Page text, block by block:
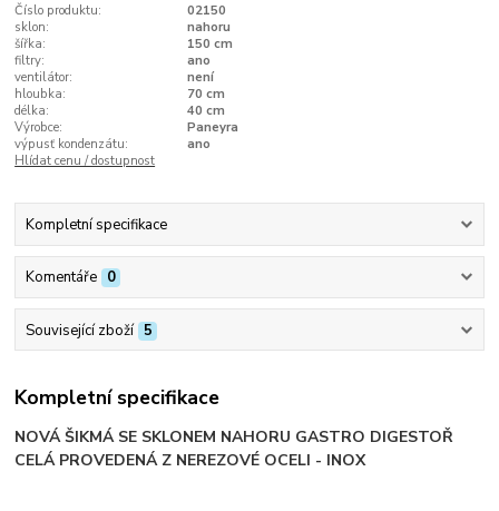
Číslo produktu:
02150
sklon:
nahoru
šířka:
150 cm
filtry:
ano
ventilátor:
není
hloubka:
70 cm
délka:
40 cm
Výrobce:
Paneyra
výpusť kondenzátu:
ano
Hlídat cenu / dostupnost
Kompletní specifikace
Komentáře 0
Související zboží 5
Kompletní specifikace
NOVÁ ŠIKMÁ SE SKLONEM NAHORU GASTRO DIGESTOŘ
CELÁ PROVEDENÁ Z NEREZOVÉ OCELI - INOX